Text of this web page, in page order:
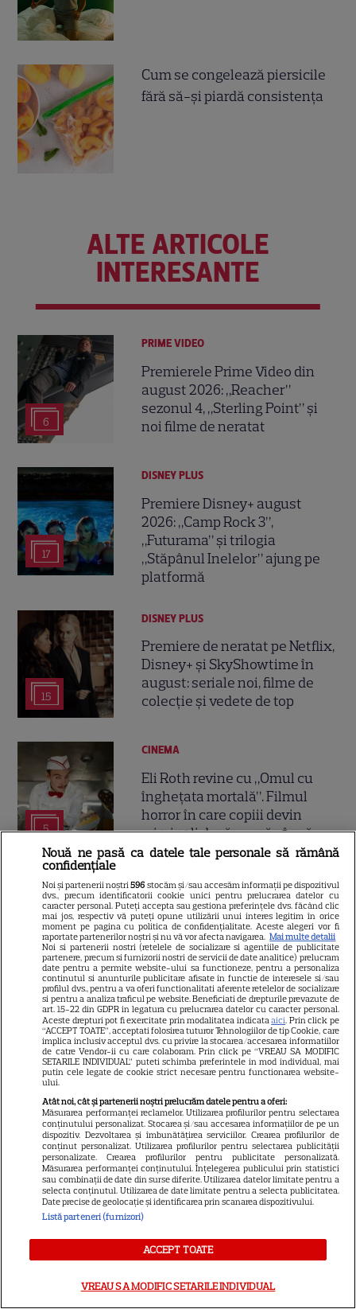
Cum se congelează piersicile
fără să-și piardă consistența
ALTE ARTICOLE
INTERESANTE
6
PRIME VIDEO
Premierele Prime Video din
august 2026: „Reacher”
sezonul 4, „Sterling Point” și
noi filme de neratat
17
DISNEY PLUS
Premiere Disney+ august
2026: „Camp Rock 3”,
„Futurama” și trilogia
„Stăpânul Inelelor” ajung pe
platformă
15
DISNEY PLUS
Premiere de neratat pe Netflix,
Disney+ și SkyShowtime în
august: seriale noi, filme de
colecție și vedete de top
5
CINEMA
Eli Roth revine cu „Omul cu
înghețata mortală”. Filmul
horror în care copiii devin
criminali după ce mănâncă
înghețată
11
VEDETE STRĂINE
„Povestea peștelui posac”,
aventura animată inspirată
dintr-un bestseller The New
York Times, ajunge în
cinematografe pe 7 august
16
NETFLIX
Noutăți Netflix în august 2026:
Robert De Niro, „Nosferatu” și
noile sezoane din „Outer
Banks” și „Un veac de
singurătate”
VEDETE STRĂINE
Sean Astin din „Stăpânul
Inelelor” a fost nevoit să își
vândă casa din cauza
salariului mic: Câți bani a
primit de fapt
Nouă ne pasă ca datele tale personale să rămână
confidențiale
Noi și partenerii noștri596 stocăm și/sau accesăm informații pe dispozitivul
dvs., precum identificatorii cookie unici pentru prelucrarea datelor cu
caracter personal. Puteți accepta sau gestiona preferințele dvs. făcând clic
mai jos, respectiv vă puteți opune utilizării unui interes legitim în orice
moment pe pagina cu politica de confidențialitate. Aceste alegeri vor fi
raportate partenerilor noștri și nu vă vor afecta navigarea. Mai multe detalii
Noi si partenerii nostri (retelele de socializare si agentiile de publicitate
partenere, precum si furnizorii nostri de servicii de date analitice) prelucram
date pentru a permite website-ului sa functioneze, pentru a personaliza
continutul si anunturile publicitare afisate in functie de interesele si/sau
profilul dvs., pentru a va oferi functionalitati aferente retelelor de socializare
si pentru a analiza traficul pe website. Beneficiati de drepturile prevazute de
art. 15-22 din GDPR in legatura cu prelucrarea datelor cu caracter personal.
Aceste drepturi pot fi exercitate prin modalitatea indicataaici. Prin click pe
“ACCEPT TOATE”, acceptati folosirea tuturor Tehnologiilor de tip Cookie, care
implica inclusiv acceptul dvs. cu privire la stocarea/accesarea informatiilor
de catre Vendor-ii cu care colaboram. Prin click pe “VREAU SA MODIFIC
SETARILE INDIVIDUAL” puteti schimba preferintele in mod individual, mai
putin cele legate de cookie strict necesare pentru functionarea website-
ului.
Atât noi, cât și partenerii noștri prelucrăm datele pentru a oferi:
Măsurarea performanței reclamelor. Utilizarea profilurilor pentru selectarea
conținutului personalizat. Stocarea și/sau accesarea informațiilor de pe un
dispozitiv. Dezvoltarea și îmbunătățirea serviciilor. Crearea profilurilor de
conținut personalizat. Utilizarea profilurilor pentru selectarea publicității
personalizate. Crearea profilurilor pentru publicitate personalizată.
Măsurarea performanței conținutului. Înțelegerea publicului prin statistici
sau combinații de date din surse diferite. Utilizarea datelor limitate pentru a
selecta conținutul. Utilizarea de date limitate pentru a selecta publicitatea.
Date precise de geolocație și identificarea prin scanarea dispozitivului.
Listă parteneri (furnizori)
ACCEPT TOATE
VREAU SA MODIFIC SETARILE INDIVIDUAL